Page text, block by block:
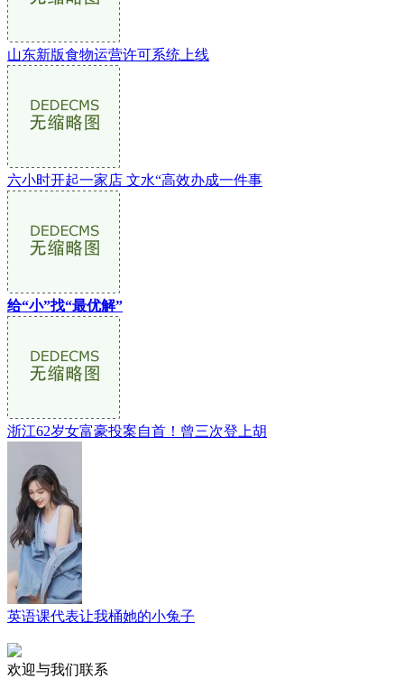
山东新版食物运营许可系统上线
六小时开起一家店 文水“高效办成一件事
给“小”找“最优解”
浙江62岁女富豪投案自首！曾三次登上胡
英语课代表让我桶她的小兔子
欢迎与我们联系